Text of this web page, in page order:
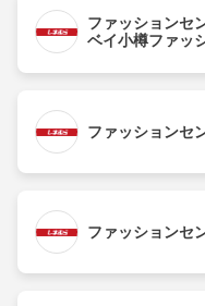
ファッションセ
ベイ小樽ファッ
ファッションセ
ファッションセ